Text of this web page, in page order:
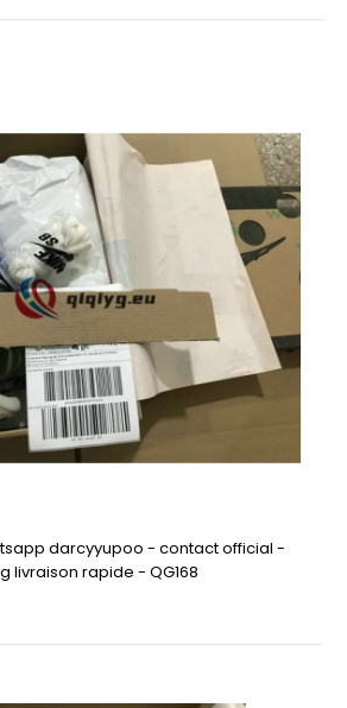
darcyyupoo - contact official -
livraison rapide - QG168